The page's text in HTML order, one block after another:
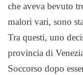
che aveva bevuto
malori vari, sono
Tra questi, uno
provincia di
Soccorso dopo